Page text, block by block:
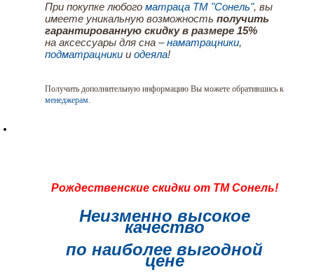
При покупке любого матраца ТМ "Сонель", вы
имеете уникальную возможность получить
гарантированную скидку в размере 15%
на аксессуары для сна –наматрацники,
подматрацникии одеяла!
Получить дополнительную информацию Вы можете обратившись к
менеджерам.
Рождественские скидки от ТМ Сонель!
Неизменно высокое
качество
по наиболее выгодной
цене